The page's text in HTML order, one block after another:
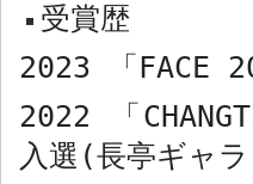
受賞歴
2023
「 FACE
2022
「
入選 (長亭ギャ